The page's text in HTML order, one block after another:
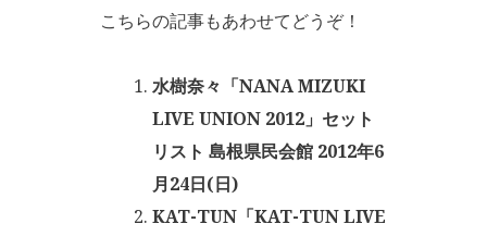
こちらの記事もあわせてどうぞ！
水樹奈々「NANA MIZUKI
LIVE UNION 2012」セット
リスト 島根県民会館 2012年6
月24日(日)
KAT-TUN「KAT-TUN LIVE